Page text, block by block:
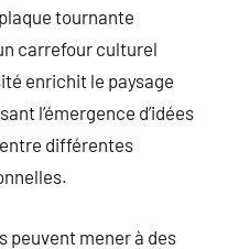
tournante
carrefour culturel
enrichit le paysage
l’émergence d’idées
différentes
mener à des